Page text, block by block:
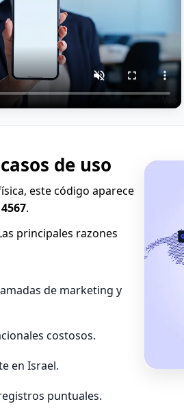
de uso
este código aparece
.
principales razones
de marketing y
costosos.
en Israel.
puntuales.